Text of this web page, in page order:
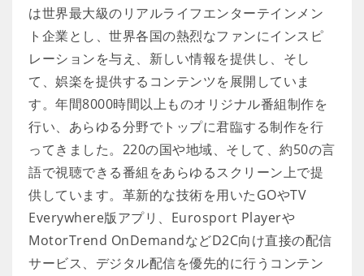
は世界最大級のリアルライフエンターテインメン
ト企業とし、世界各国の熱烈なファンにインスピ
レーションを与え、新しい情報を提供し、そし
て、娯楽を提供するコンテンツを展開していま
す。年間8000時間以上ものオリジナル番組制作を
行い、あらゆる分野でトップに君臨する制作を行
ってきました。220の国や地域、そして、約50の言
語で視聴できる番組をあらゆるスクリーン上で提
供しています。革新的な技術を用いたGOやTV
Everywhere版アプリ、Eurosport Playerや
MotorTrend OnDemandなどD2C向け直接の配信
サービス、デジタル配信を優先的に行うコンテン